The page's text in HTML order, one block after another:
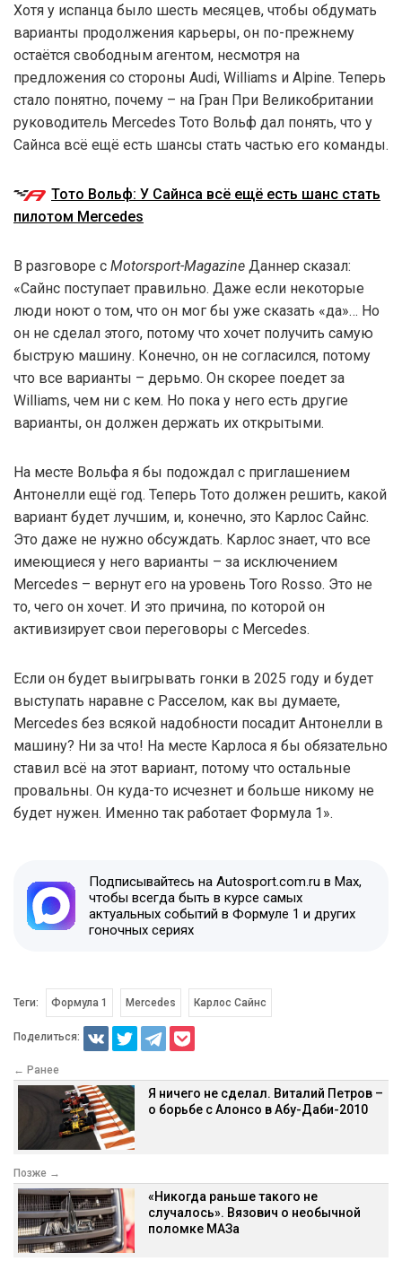
Хотя у испанца было шесть месяцев, чтобы обдумать
варианты продолжения карьеры, он по-прежнему
остаётся свободным агентом, несмотря на
предложения со стороны Audi, Williams и Alpine. Теперь
стало понятно, почему – на Гран При Великобритании
руководитель Mercedes Тото Вольф дал понять, что у
Сайнса всё ещё есть шансы стать частью его команды.
Тото Вольф: У Сайнса всё ещё есть шанс стать
пилотом Mercedes
В разговоре с Motorsport-Magazine Даннер сказал:
«Сайнс поступает правильно. Даже если некоторые
люди ноют о том, что он мог бы уже сказать «да»… Но
он не сделал этого, потому что хочет получить самую
быструю машину. Конечно, он не согласился, потому
что все варианты – дерьмо. Он скорее поедет за
Williams, чем ни с кем. Но пока у него есть другие
варианты, он должен держать их открытыми.
На месте Вольфа я бы подождал с приглашением
Антонелли ещё год. Теперь Тото должен решить, какой
вариант будет лучшим, и, конечно, это Карлос Сайнс.
Это даже не нужно обсуждать. Карлос знает, что все
имеющиеся у него варианты – за исключением
Mercedes – вернут его на уровень Toro Rosso. Это не
то, чего он хочет. И это причина, по которой он
активизирует свои переговоры с Mercedes.
Если он будет выигрывать гонки в 2025 году и будет
выступать наравне с Расселом, как вы думаете,
Mercedes без всякой надобности посадит Антонелли в
машину? Ни за что! На месте Карлоса я бы обязательно
ставил всё на этот вариант, потому что остальные
провальны. Он куда-то исчезнет и больше никому не
будет нужен. Именно так работает Формула 1».
Подписывайтесь на Autosport.com.ru в Max,
чтобы всегда быть в курсе самых
актуальных событий в Формуле 1 и других
гоночных сериях
Теги: Формула 1 Mercedes Карлос Сайнс
Поделиться:
← Ранее
Я ничего не сделал. Виталий Петров –
о борьбе с Алонсо в Абу-Даби-2010
Позже →
«Никогда раньше такого не
случалось». Вязович о необычной
поломке МАЗа